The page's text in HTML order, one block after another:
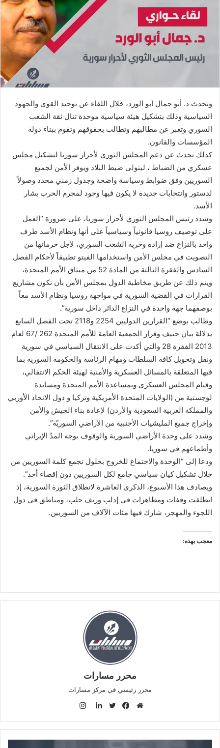
وتحدث د. أبو جمال أبو الورد، خلال اللقاء عن توحيد القوى والجهود
السياسية وذلك بتشكيل هيئة سياسية موحدة تنال ثقة الشعب
السوري وتعبر عن مطالبهم وتطالب بحقوقهم وتقوم ببناء دولة
المؤسسات والقانون.
كذلك تحدث عن دعم المجلس الثوري لأحرار سوريا لتشكيل مجلس
عسكري من الضباط ، ليتولى ضبط البلاد ويوفر الأمن لجميع
السوريين وفق ضوابط وسياسة واضحة وجدول زمني محدد وصولاً
لدستور وانتخابات جديدة لا يكون فيها وجود لمجرم الحرب بشار
الأسد.
وشدد رئيس المجلس الثوري لأحرار سوريا، على ضرورة “العمل
على توصيف روسيا قانونياً وسياسياً على أنها ونظام الأسد طرف
واحد بالنزاع ضد إرادة وحرية الشعب السوري، لأجل حرمانها من
التصويت في مجلس الأمن واستخدامها الفيتو تطبيقاً لأحكام الفصل
السادس والفقرة الثالثة من المادة 52 من ميثاق الأمم المتحدة،
ويتم ذلك عن طريق مخاطبة الدول بمجلس الأمن بأن تكون مشاريع
القرارات في القضية السورية في مواجهة روسيا ونظام الأسد معاً
بوصفهما جهة واحدة في النزاع الدائر داخل سورية”.
وطالب بوضع “القرارين الدوليين 2254 و2118 تحت الفصل السابع
بدلالة بيان جنيف وقرار الجمعية العامة للأمم المتحدة 262 /67 لعام
2013 الفقرة 28 والتي أكدت على الانتقال السياسي في سورية
ونقل وتحويل كافة السلطات ومهام الرئاسة والحكومة السورية بما
فيها المتعلقة بالمسائل العسكرية والأمنية لهيئة الحكم الانتقالي،
وقيام المجلس العسكري وبمساعدة الأمم المتحدة ومساندة
لوجستية من (الولايات المتحدة الأمريكية وتركيا و دول الاتحاد الأوربي
والمملكة العربية السعودية والأردن) لإعادة بناء الجيش والأمن
وإخراج جميع المليشيات الأجنبية من الأراضي السوريّة”.
وشدد على وحدة الأراضي السورية والوقوف بوجه المدّ الإيراني
وأطماعهم في سوريا.
ودعا إلى “الوحدة والاجتماع للخروج بحلول تجمع كلمة السوريين من
خلال تشكيل كيان سياسي جامع لكل السوريين دون إقصاء أحد”.
ويصادف هذا الأسبوع، الذكرى العاشرة لانطلاق الثورة السورية، إذ
انطلقت وقفات ومظاهرات في إدلب وريف حلب، ومناطق في دول
اللجوء والمهجر، شارك فيها مئات الآلاف من السوريين.
معجب بهذه:
محرر مسارات
محرر رئيسي في مركز مسارات
و
ق
ي
س
و
ي
ي
ن
س
ت